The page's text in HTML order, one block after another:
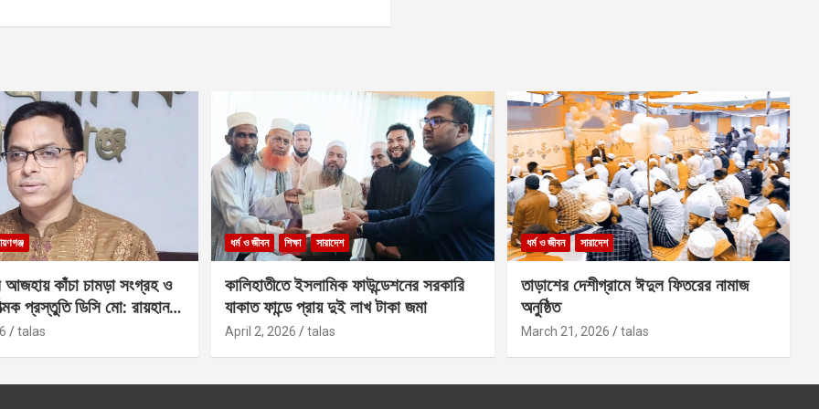
কাঁচা চামড়া সংগ্রহ ও
প্রস্তুতি ডিসি মো: রায়হান
talas
ধর্ম ও জীবন শিক্ষা সারাদেশ
কালিহাতীতে ইসলামিক ফাউন্ডেশনের সরকারি
যাকাত ফান্ডে প্রায় দুই লাখ টাকা জমা
April 2, 2026 talas
ধর্ম ও জীবন সারাদেশ
তাড়াশের দেশীগ্রামে ঈদুল ফিতরের নামাজ
অনুষ্ঠিত
March 21, 2026 talas